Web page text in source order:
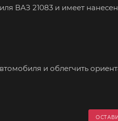
ВАЗ 21083 и имеет
и облегчить